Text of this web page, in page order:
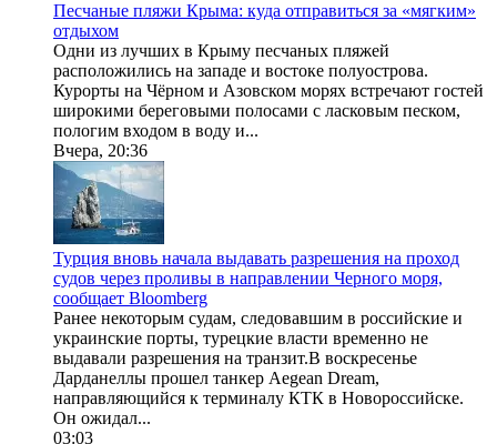
Песчаные пляжи Крыма: куда отправиться за «мягким»
отдыхом
Одни из лучших в Крыму песчаных пляжей
расположились на западе и востоке полуострова.
Курорты на Чёрном и Азовском морях встречают гостей
широкими береговыми полосами с ласковым песком,
пологим входом в воду и...
Вчера, 20:36
Турция вновь начала выдавать разрешения на проход
судов через проливы в направлении Черного моря,
сообщает Bloomberg
Ранее некоторым судам, следовавшим в российские и
украинские порты, турецкие власти временно не
выдавали разрешения на транзит.В воскресенье
Дарданеллы прошел танкер Aegean Dream,
направляющийся к терминалу КТК в Новороссийске.
Он ожидал...
03:03